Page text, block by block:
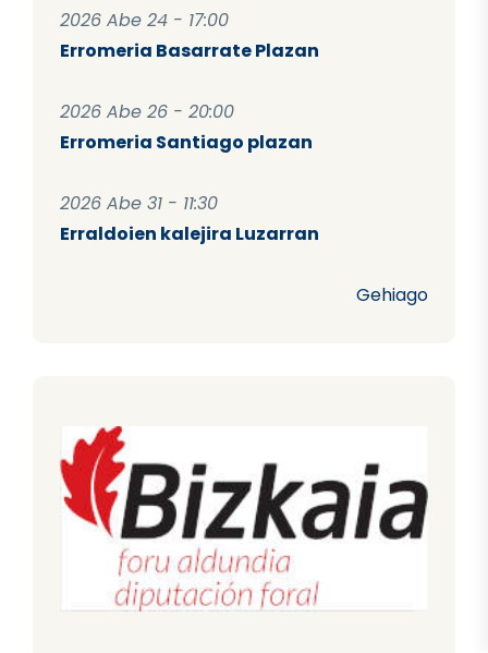
2026 Abe 24 - 17:00
Erromeria Basarrate Plazan
2026 Abe 26 - 20:00
Erromeria Santiago plazan
2026 Abe 31 - 11:30
Erraldoien kalejira Luzarran
Gehiago